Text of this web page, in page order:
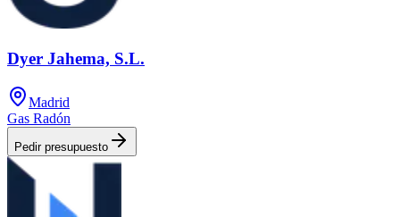
Dyer Jahema, S.L.
Madrid
Gas Radón
Pedir presupuesto